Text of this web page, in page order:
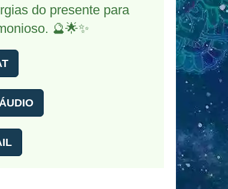
do presente para
🔮🌟✨